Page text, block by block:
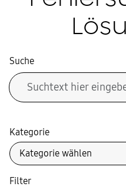
Suche
Kategorie
Filter